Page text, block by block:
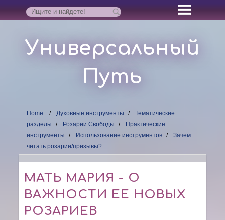
Универсальный
Путь
Home Духовные инструменты
Тематические
разделы
Розарии Свободы
Практические
инструменты
Использование инструментов
Зачем
читать розарии/призывы?
МАТЬ МАРИЯ - О
ВАЖНОСТИ ЕЕ НОВЫХ
РОЗАРИЕВ